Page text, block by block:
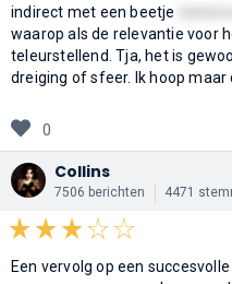
indirect met een beetje
waarop als de relevantie voor
teleurstellend. Tja, het is
dreiging of sfeer. Ik hoop maar
0
Collins
7506 berichten 4471
Een vervolg op een